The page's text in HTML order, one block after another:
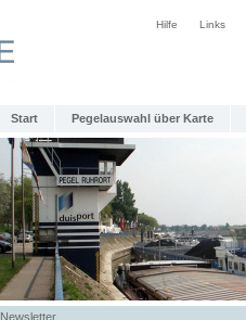
Hilfe Links
Start Pegelauswahl über Karte
Newsletter